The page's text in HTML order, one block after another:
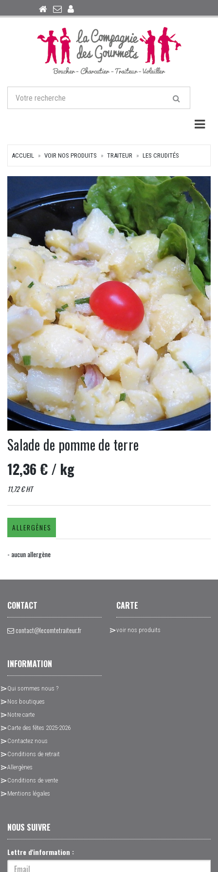
ACCUEIL VOIR NOS PRODUITS TRAITEUR LES CRUDITÉS
Salade de pomme de terre
12,36 €/ kg
11,72 € HT
ALLERGÈNES
- aucun allergène
CONTACT
contact@lecomtetraiteur.fr
CARTE
voir nos produits
INFORMATION
Qui sommes nous ?
Nos boutiques
Notre carte
Carte des fêtes 2025-2026
Contactez nous
Conditions de retrait
Allergènes
Conditions de vente
Mentions légales
NOUS SUIVRE
Lettre d'information :